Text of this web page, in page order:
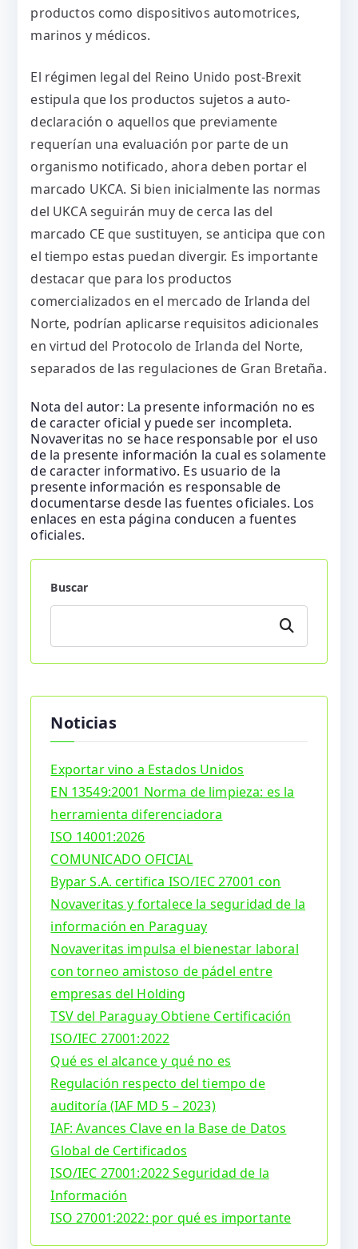
productos como dispositivos automotrices,
marinos y médicos.
El régimen legal del Reino Unido post-Brexit
estipula que los productos sujetos a auto-
declaración o aquellos que previamente
requerían una evaluación por parte de un
organismo notificado, ahora deben portar el
marcado UKCA. Si bien inicialmente las normas
del UKCA seguirán muy de cerca las del
marcado CE que sustituyen, se anticipa que con
el tiempo estas puedan divergir. Es importante
destacar que para los productos
comercializados en el mercado de Irlanda del
Norte, podrían aplicarse requisitos adicionales
en virtud del Protocolo de Irlanda del Norte,
separados de las regulaciones de Gran Bretaña.
Nota del autor: La presente información no es
de caracter oficial y puede ser incompleta.
Novaveritas no se hace responsable por el uso
de la presente información la cual es solamente
de caracter informativo. Es usuario de la
presente información es responsable de
documentarse desde las fuentes oficiales. Los
enlaces en esta página conducen a fuentes
oficiales.
Buscar
Buscar
Noticias
Exportar vino a Estados Unidos
EN 13549:2001 Norma de limpieza: es la
herramienta diferenciadora
ISO 14001:2026
COMUNICADO OFICIAL
Bypar S.A. certifica ISO/IEC 27001 con
Novaveritas y fortalece la seguridad de la
información en Paraguay
Novaveritas impulsa el bienestar laboral
con torneo amistoso de pádel entre
empresas del Holding
TSV del Paraguay Obtiene Certificación
ISO/IEC 27001:2022
Qué es el alcance y qué no es
Regulación respecto del tiempo de
auditoría (IAF MD 5 – 2023)
IAF: Avances Clave en la Base de Datos
Global de Certificados
ISO/IEC 27001:2022 Seguridad de la
Información
ISO 27001:2022: por qué es importante